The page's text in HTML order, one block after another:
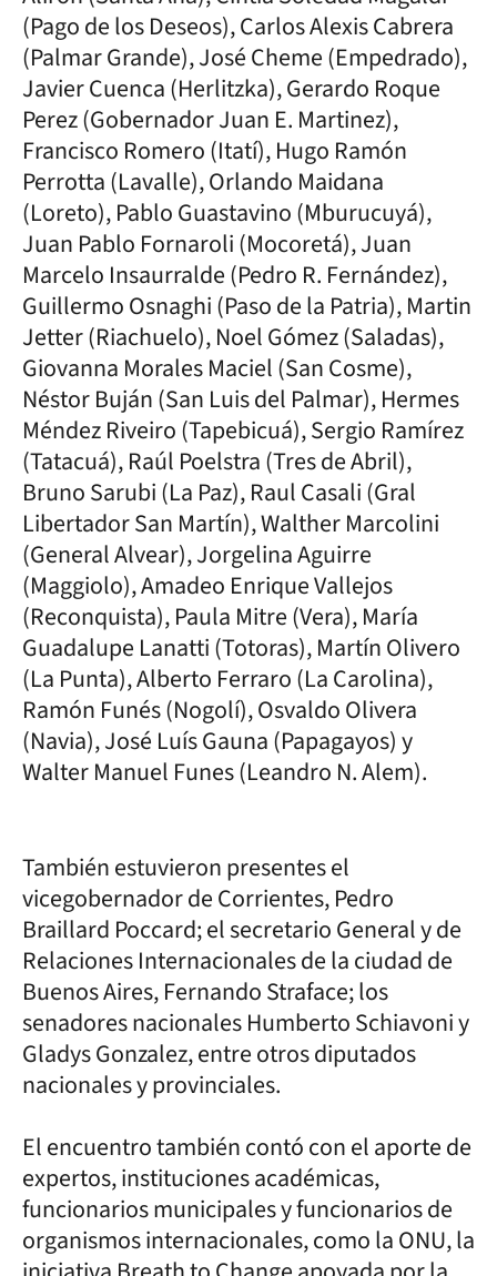
(Pago de los Deseos), Carlos Alexis Cabrera
(Palmar Grande), José Cheme (Empedrado),
Javier Cuenca (Herlitzka), Gerardo Roque
Perez (Gobernador Juan E. Martinez),
Francisco Romero (Itatí), Hugo Ramón
Perrotta (Lavalle), Orlando Maidana
(Loreto), Pablo Guastavino (Mburucuyá),
Juan Pablo Fornaroli (Mocoretá), Juan
Marcelo Insaurralde (Pedro R. Fernández),
Guillermo Osnaghi (Paso de la Patria), Martin
Jetter (Riachuelo), Noel Gómez (Saladas),
Giovanna Morales Maciel (San Cosme),
Néstor Buján (San Luis del Palmar), Hermes
Méndez Riveiro (Tapebicuá), Sergio Ramírez
(Tatacuá), Raúl Poelstra (Tres de Abril),
Bruno Sarubi (La Paz), Raul Casali (Gral
Libertador San Martín), Walther Marcolini
(General Alvear), Jorgelina Aguirre
(Maggiolo), Amadeo Enrique Vallejos
(Reconquista), Paula Mitre (Vera), María
Guadalupe Lanatti (Totoras), Martín Olivero
(La Punta), Alberto Ferraro (La Carolina),
Ramón Funés (Nogolí), Osvaldo Olivera
(Navia), José Luís Gauna (Papagayos) y
Walter Manuel Funes (Leandro N. Alem).
También estuvieron presentes el
vicegobernador de Corrientes, Pedro
Braillard Poccard; el secretario General y de
Relaciones Internacionales de la ciudad de
Buenos Aires, Fernando Straface; los
senadores nacionales Humberto Schiavoni y
Gladys Gonzalez, entre otros diputados
nacionales y provinciales.
El encuentro también contó con el aporte de
expertos, instituciones académicas,
funcionarios municipales y funcionarios de
organismos internacionales, como la ONU, la